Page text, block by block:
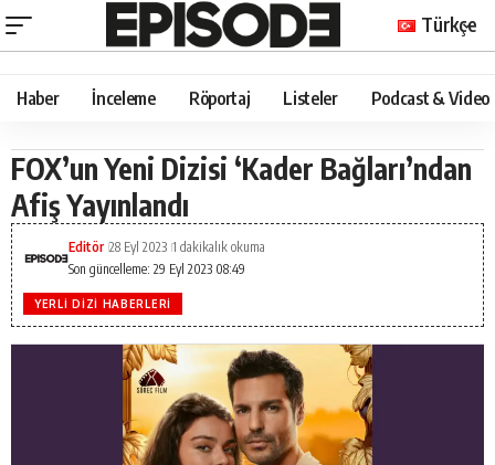
Türkçe
Haber İnceleme Röportaj Listeler Podcast & Video
FOX’un Yeni Dizisi ‘Kader Bağları’ndan
Afiş Yayınlandı
Son güncelleme: 29 Eyl 2023 08:49
Editör 28 Eyl 2023 1 dakikalık okuma
YERLI DIZI HABERLERI